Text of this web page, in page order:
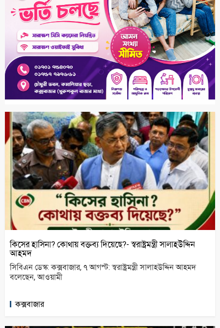
কিসের হাসিনা? কোথায় বক্তব্য দিয়েছে?- স্বরাষ্ট্রমন্ত্রী সালাহউদ্দিন
আহমদ
সিবিএন ডেস্ক: কক্সবাজার, ৭ আগস্ট: স্বরাষ্ট্রমন্ত্রী সালাহউদ্দিন আহমদ
বলেছেন, আওয়ামী
কক্সবাজার